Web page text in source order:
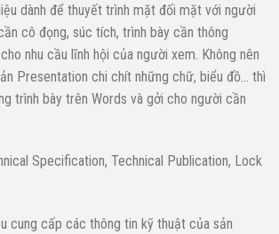
dành để thuyết trình mặt đối mặt với người
cô đọng, súc tích, trình bày cần thông
nhu cầu lĩnh hội của người xem. Không nên
Presentation chi chít những chữ, biểu đồ… thì
trình bày trên Words và gởi cho người cần
Specification, Technical Publication, Lock
cung cấp các thông tin kỹ thuật của sản